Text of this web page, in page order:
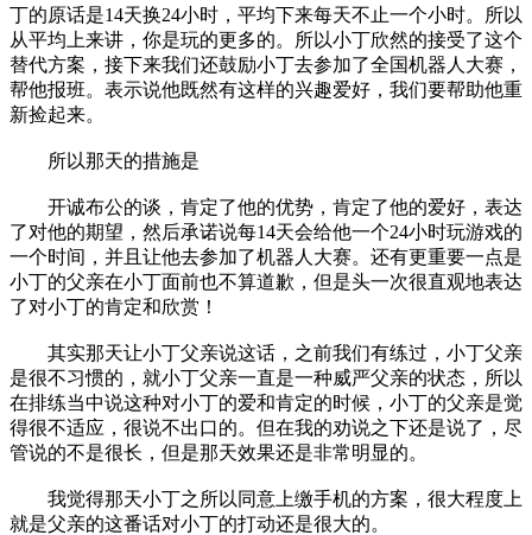
丁的原话是14天换24小时，平均下来每天不止一个小时。所以
从平均上来讲，你是玩的更多的。所以小丁欣然的接受了这个
替代方案，接下来我们还鼓励小丁去参加了全国机器人大赛，
帮他报班。表示说他既然有这样的兴趣爱好，我们要帮助他重
新捡起来。
所以那天的措施是
开诚布公的谈，肯定了他的优势，肯定了他的爱好，表达
了对他的期望，然后承诺说每14天会给他一个24小时玩游戏的
一个时间，并且让他去参加了机器人大赛。还有更重要一点是
小丁的父亲在小丁面前也不算道歉，但是头一次很直观地表达
了对小丁的肯定和欣赏！
其实那天让小丁父亲说这话，之前我们有练过，小丁父亲
是很不习惯的，就小丁父亲一直是一种威严父亲的状态，所以
在排练当中说这种对小丁的爱和肯定的时候，小丁的父亲是觉
得很不适应，很说不出口的。但在我的劝说之下还是说了，尽
管说的不是很长，但是那天效果还是非常明显的。
我觉得那天小丁之所以同意上缴手机的方案，很大程度上
就是父亲的这番话对小丁的打动还是很大的。